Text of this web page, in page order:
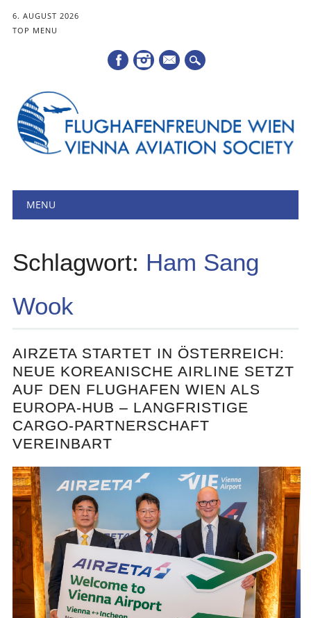
6. AUGUST 2026
TOP MENU
Mail
Hauptmenü
MENU
Schlagwort: Ham Sang
Wook
AIRZETA STARTET IN ÖSTERREICH:
NEUE KOREANISCHE AIRLINE SETZT
AUF DEN FLUGHAFEN WIEN ALS
EUROPA-HUB – LANGFRISTIGE
CARGO-PARTNERSCHAFT
VEREINBART